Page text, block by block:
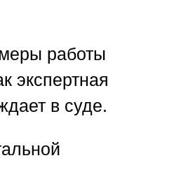
работы
экспертная
в суде.